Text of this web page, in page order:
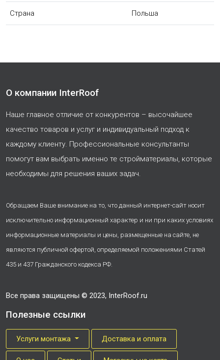
Страна Польша
О компании InterRoof
Наше главное отличие от конкурентов – высочайшее
качество товаров и услуг и индивидуальный подход к
каждому клиенту. Профессиональные консультанты
помогут вам выбрать именно те стройматериалы, которые
необходимы для решения ваших задач.
Обращаем Ваше внимание на то, что данный интернет-сайт носит
исключительно информационный характер и ни при каких условиях
информационные материалы и цены, размещенные на сайте, не
являются публичной офертой, определяемой положениями Статей
435 и 437 Гражданского кодекса РФ.
Все права защищены © 2023, InterRoof.ru
Полезные ссылки
Услуги монтажа Доставка и оплата